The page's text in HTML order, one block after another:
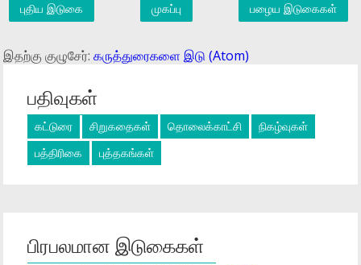
புதிய இடுகை பழைய இடுகைகள்
முகப்பு
இதற்கு குழுசேர்:கருத்துரைகளை இடு (Atom)
பதிவுகள்
கட்டுரை சிறுகதைகள் தொலைக்காட்சி
நிகழ்வுகள்
பத்திரிகை
புத்தகங்கள்
பிரபலமான இடுகைகள்